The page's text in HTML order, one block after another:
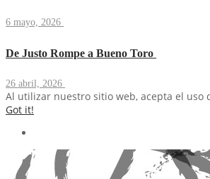
6 mayo, 2026
De Justo Rompe a Bueno Toro
26 abril, 2026
Al utilizar nuestro sitio web, acepta el uso
Got it!